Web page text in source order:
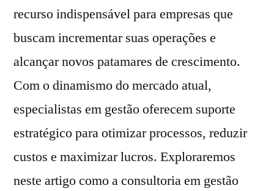
recurso indispensável para empresas que
buscam incrementar suas operações e
alcançar novos patamares de crescimento.
Com o dinamismo do mercado atual,
especialistas em gestão oferecem suporte
estratégico para otimizar processos, reduzir
custos e maximizar lucros. Exploraremos
neste artigo como a consultoria em gestão